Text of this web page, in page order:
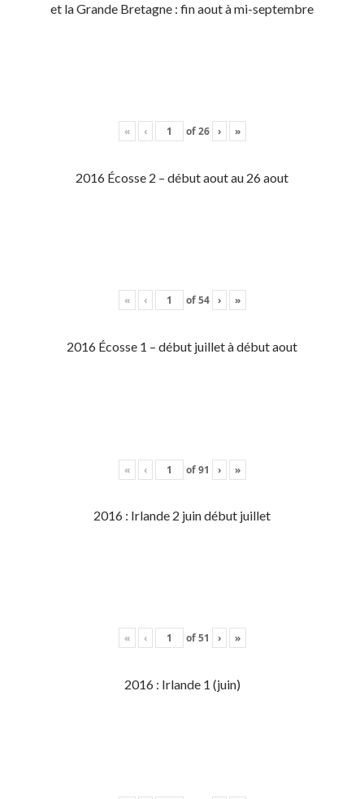
et la Grande Bretagne : fin aout à mi-septembre
« ‹ of26 › »
2016 Écosse 2 – début aout au 26 aout
« ‹ of54 › »
2016 Écosse 1 – début juillet à début aout
« ‹ of91 › »
2016 : Irlande 2 juin début juillet
« ‹ of51 › »
2016 : Irlande 1 (juin)